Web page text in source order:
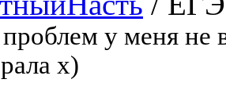
у меня не
х)